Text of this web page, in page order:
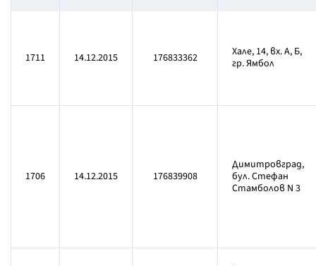
1711 14.12.2015 176833362
Хале, 14, вх. А, Б,
гр. Ямбол
1706 14.12.2015 176839908
Димитровград,
бул. Стефан
Стамболов N 3